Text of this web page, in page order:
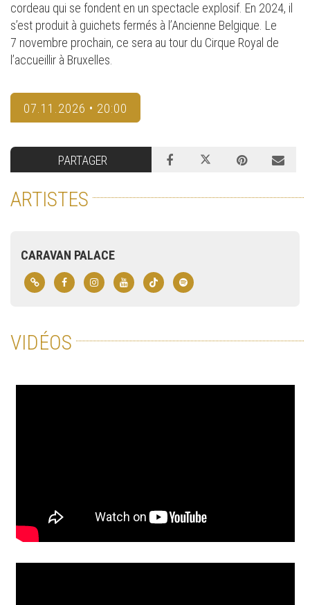
cordeau qui se fondent en un spectacle explosif. En 2024, il
s’est produit à guichets fermés à l’Ancienne Belgique. Le
7 novembre prochain, ce sera au tour du Cirque Royal de
l’accueillir à Bruxelles.
07.11.2026 • 20:00
PARTAGER
ARTISTES
CARAVAN PALACE
VIDÉOS